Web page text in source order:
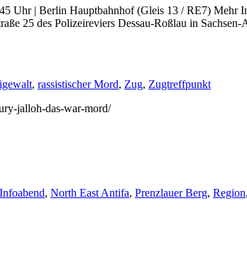
Uhr | Berlin Hauptbahnhof (Gleis 13 / RE7) Mehr
25 des Polizeireviers Dessau-Roßlau in
, rassistischer Mord, Zug, Zugtreffpunkt
jalloh-das-war-mord/
Infoabend, North East Antifa, Prenzlauer Berg, Region,